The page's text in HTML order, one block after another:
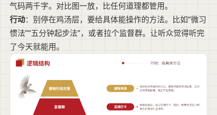
气码两千字。对比图一放，比任何道理都管用。
行动：别停在鸡汤层，要给具体能操作的方法。比如“微习
惯法”“五分钟起步法”，或者拉个监督群。让听众觉得听完
了今天就能用。